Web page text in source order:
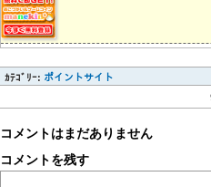
ｶﾃｺﾞﾘｰ: ポイントサイト
コメントはまだありません
コメントを残す